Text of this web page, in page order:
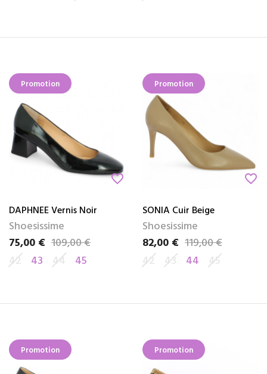
Promotion
favorite_border
DAPHNEE Vernis Noir
Shoesissime
Prix
75,00 €
Prix de base109,00 €
42
43 44 45
Promotion
favorite_border
SONIA Cuir Beige
Shoesissime
Prix
82,00 €
Prix de base119,00 €
42 43 44 45
Promotion Promotion